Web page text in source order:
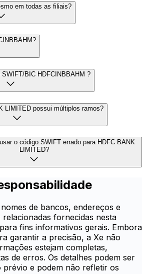
em todas as filiais?
BIC HDFCINBBAHM ?
LIMITED possui múltiplos ramos?
o código SWIFT errado para HDFC BANK
LIMITED?
de bancos, endereços e
fornecidas nesta
fins informativos gerais. Embora
garantir a precisão, a Xe não
estejam completas,
de erros. Os detalhes podem ser
prévio e podem não refletir os